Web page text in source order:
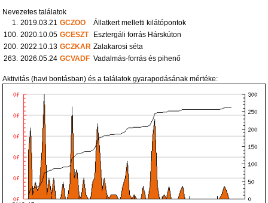
Nevezetes találatok
1.
2019.03.21 GCZOO
Állatkert melletti kilátópontok
100. 2020.10.05 GCESZT
Esztergáli forrás Hárskúton
200. 2022.10.13 GCZKAR Zalakarosi séta
263. 2026.05.24 GCVADF Vadalmás-forrás és pihenő
Aktivitás (havi bontásban) és a találatok gyarapodásának mértéke: